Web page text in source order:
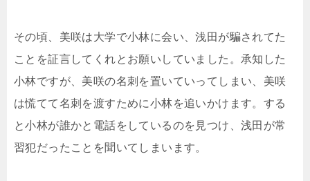
その頃、美咲は大学で小林に会い、浅田が騙されてた
ことを証言してくれとお願いしていました。承知した
小林ですが、美咲の名刺を置いていってしまい、美咲
は慌てて名刺を渡すために小林を追いかけます。する
と小林が誰かと電話をしているのを見つけ、浅田が常
習犯だったことを聞いてしまいます。